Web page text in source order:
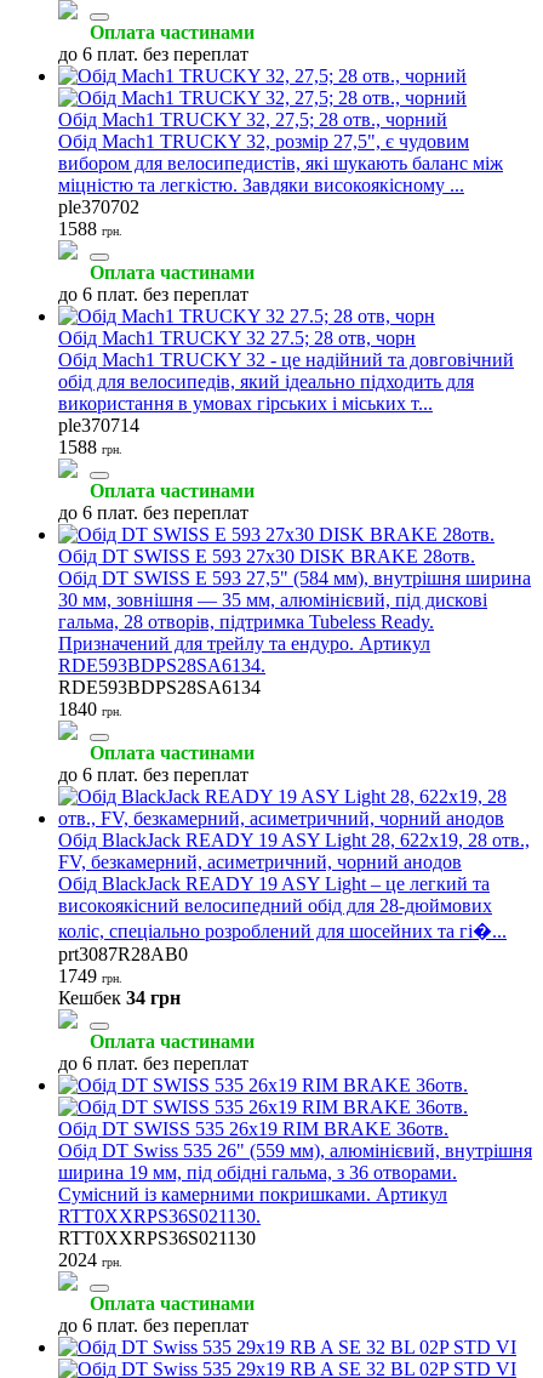
Оплата частинами
до 6 плат. без переплат
Обід Mach1 TRUCKY 32, 27,5; 28 отв., чорний
Обід Mach1 TRUCKY 32, розмір 27,5", є чудовим
вибором для велосипедистів, які шукають баланс між
міцністю та легкістю. Завдяки високоякісному ...
ple370702
1588 грн.
Оплата частинами
до 6 плат. без переплат
Обід Mach1 TRUCKY 32 27.5; 28 отв, чорн
Обід Mach1 TRUCKY 32 - це надійний та довговічний
обід для велосипедів, який ідеально підходить для
використання в умовах гірських і міських т...
ple370714
1588 грн.
Оплата частинами
до 6 плат. без переплат
Обід DT SWISS E 593 27x30 DISK BRAKE 28отв.
Обід DT SWISS E 593 27,5" (584 мм), внутрішня ширина
30 мм, зовнішня — 35 мм, алюмінієвий, під дискові
гальма, 28 отворів, підтримка Tubeless Ready.
Призначений для трейлу та ендуро. Артикул
RDE593BDPS28SA6134.
RDE593BDPS28SA6134
1840 грн.
Оплата частинами
до 6 плат. без переплат
Обід BlackJack READY 19 ASY Light 28, 622x19, 28 отв.,
FV, безкамерний, асиметричний, чорний анодов
Обід BlackJack READY 19 ASY Light – це легкий та
високоякісний велосипедний обід для 28-дюймових
коліс, спеціально розроблений для шосейних та гі�...
prt3087R28AB0
1749 грн.
Кешбек 34 грн
Оплата частинами
до 6 плат. без переплат
Обід DT SWISS 535 26x19 RIM BRAKE 36отв.
Обід DT Swiss 535 26" (559 мм), алюмінієвий, внутрішня
ширина 19 мм, під обідні гальма, з 36 отворами.
Сумісний із камерними покришками. Артикул
RTT0XXRPS36S021130.
RTT0XXRPS36S021130
2024 грн.
Оплата частинами
до 6 плат. без переплат